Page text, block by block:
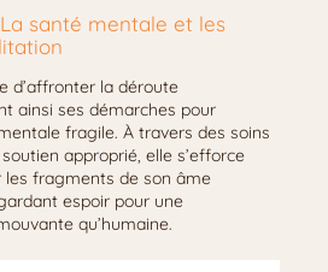
La santé mentale et les
d’affronter la déroute
ainsi ses démarches pour
fragile. À travers des soins
approprié, elle s’efforce
fragments de son âme
espoir pour une
qu’humaine.